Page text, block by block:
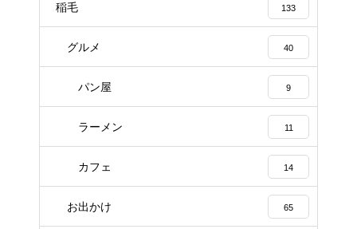
稲毛 133
グルメ 40
パン屋 9
ラーメン 11
カフェ 14
お出かけ 65